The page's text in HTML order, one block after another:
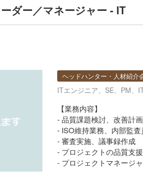
ダー／マネージャー - IT
ヘッドハンター・人材紹介
ITエンジニア、SE、PM、
【業務内容】
- 品質課題検討、改善計
- ISO維持業務、内部監
- 審査実施、議事録作成
- プロジェクトの品質支
- プロジェクトマネージ